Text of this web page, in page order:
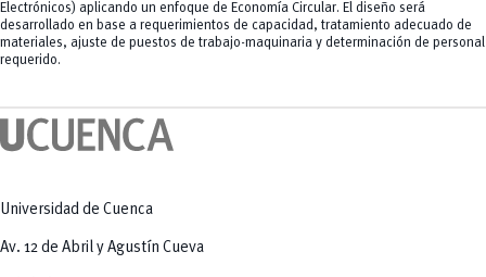
Electrónicos) aplicando un enfoque de Economía Circular. El diseño será
desarrollado en base a requerimientos de capacidad, tratamiento adecuado de
materiales, ajuste de puestos de trabajo-maquinaria y determinación de personal
requerido.
Universidad de Cuenca
Av. 12 de Abril y Agustín Cueva